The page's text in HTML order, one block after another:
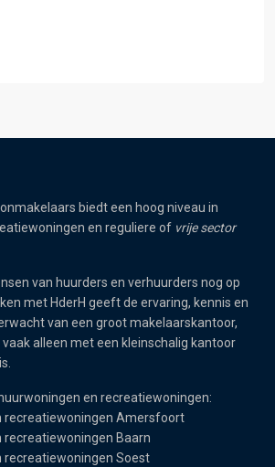
biedt een hoog niveau in
en reguliere of vrije sector
van huurders en verhuurders nog op
met HderH geeft de ervaring, kennis en
van een groot makelaarskantoor,
alleen met een kleinschalig kantoor
en recreatiewoningen:
recreatiewoningen Amersfoort
recreatiewoningen Baarn
recreatiewoningen Soest